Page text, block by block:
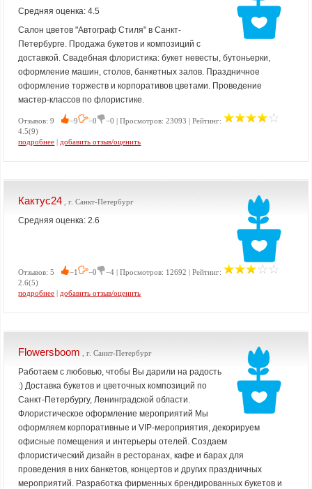
Средняя оценка: 4.5
Салон цветов "Автограф Стиля" в Санкт-
Петербурге. Продажа букетов и композиций с
доставкой. Свадебная флористика: букет невесты, бутоньерки,
оформление машин, столов, банкетных залов. Праздничное
оформление торжеств и корпоративов цветами. Проведение
мастер-классов по флористике.
Отзывов: 9 −9 −0
−0 | Просмотров: 23093 | Рейтинг:
4.5(9)
подробнее | добавить отзыв/оценить
Кактус24 , г. Санкт-Петербург
Средняя оценка: 2.6
Отзывов: 5 −1 −0
−4 | Просмотров: 12692 | Рейтинг:
2.6(5)
подробнее | добавить отзыв/оценить
Flowersboom , г. Санкт-Петербург
Работаем с любовью, чтобы Вы дарили на радость
:) Доставка букетов и цветочных композиций по
Санкт-Петербургу, Ленинградской области.
Флористическое оформление мероприятий Мы
оформляем корпоративные и VIP-мероприятия, декорируем
офисные помещения и интерьеры отелей. Создаем
флористический дизайн в ресторанах, кафе и барах для
проведения в них банкетов, концертов и других праздничных
мероприятий. Разработка фирменных брендированных букетов и